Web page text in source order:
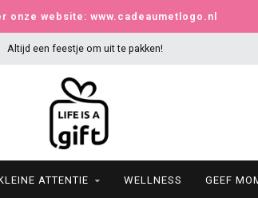
onze website: www.cadeaumetlogo.nl
Altijd een feestje om uit te pakken!
ATTENTIE WELLNESS GEEF